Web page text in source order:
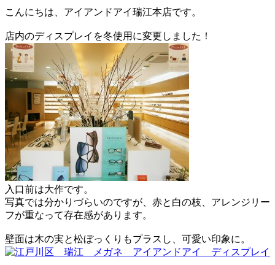
こんにちは、アイアンドアイ瑞江本店です。
店内のディスプレイを冬使用に変更しました！
入口前は大作です。
写真では分かりづらいのですが、赤と白の枝、アレンジリー
フが重なって存在感があります。
壁面は木の実と松ぼっくりもプラスし、可愛い印象に。